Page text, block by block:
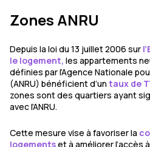
Zones ANRU
Depuis la loi du 13 juillet 2006 sur
le logement, les appartements
définies par l’Agence Nationale
(ANRU) bénéficient d’un taux de
zones sont des quartiers ayant
avec l’ANRU.
Cette mesure vise à favoriser la
logementset à améliorer l’accès